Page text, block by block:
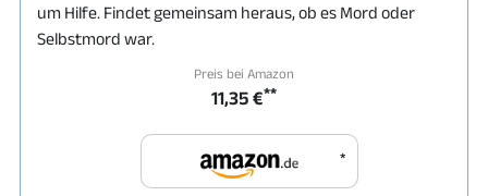
um Hilfe. Findet gemeinsam heraus, ob es Mord oder
Selbstmord war.
Preis bei Amazon
11,35 €**
*